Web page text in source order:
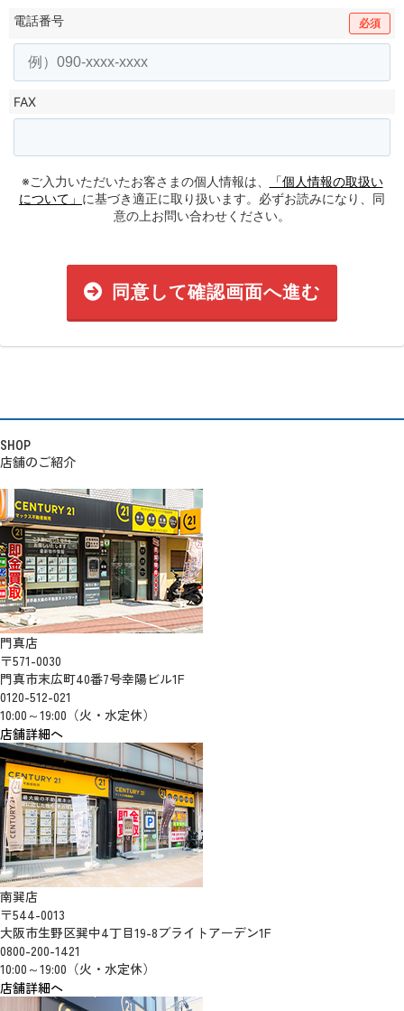
電話番号 必須
FAX
※ご入力いただいたお客さまの個人情報は、
「個人情報の取扱い
について」 に基づき適正に取り扱います。必ずお読みになり、同
意の上お問い合わせください。
同意して確認画面へ進む
SHOP
店舗のご紹介
門真店
〒571-0030
門真市末広町40番7号幸陽ビル1F
0120-512-021
10:00～19:00（火・水定休）
店舗詳細へ
南巽店
〒544-0013
大阪市生野区巽中4丁目19-8ブライトアーデン1F
0800-200-1421
10:00～19:00（火・水定休）
店舗詳細へ